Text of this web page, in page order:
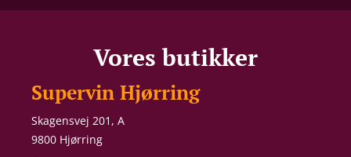
Vores butikker
Supervin Hjørring
Skagensvej 201, A
9800 Hjørring